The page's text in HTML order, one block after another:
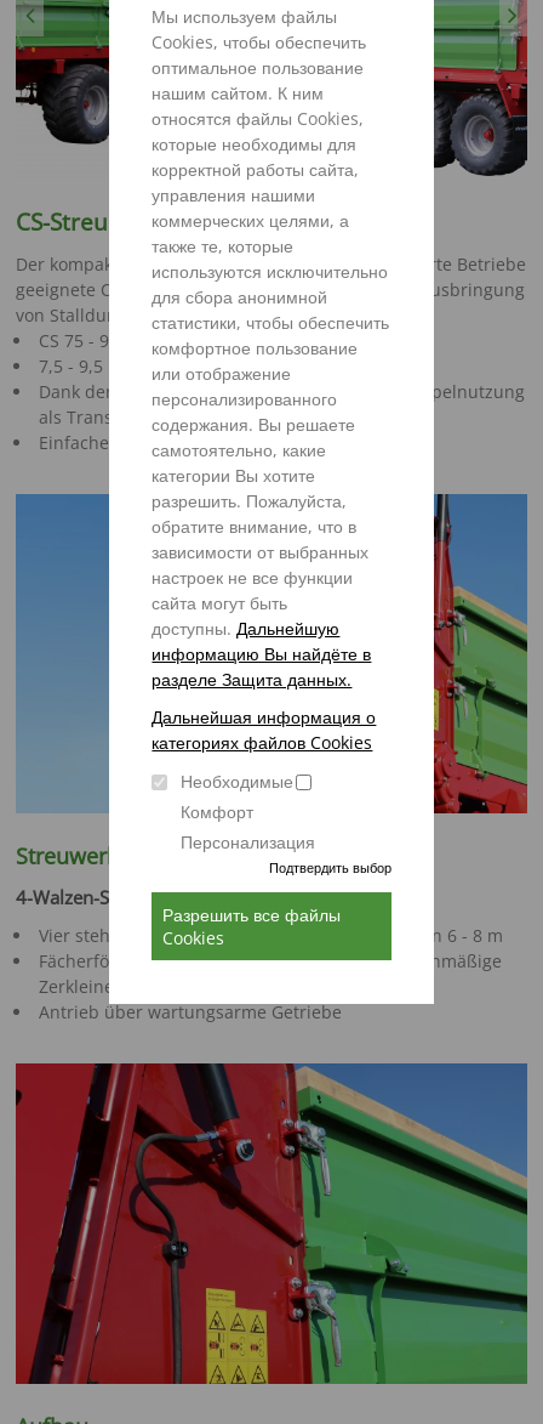
Мы используем файлы
Cookies, чтобы обеспечить
оптимальное пользование
нашим сайтом. К ним
относятся файлы Cookies,
которые необходимы для
корректной работы сайта,
управления нашими
коммерческих целями, а
также те, которые
используются исключительно
для сбора анонимной
статистики, чтобы обеспечить
комфортное пользование
или отображение
персонализированного
содержания. Вы решаете
самотоятельно, какие
категории Вы хотите
разрешить. Пожалуйста,
обратите внимание, что в
зависимости от выбранных
настроек не все функции
сайта могут быть
доступны.Дальнейшую
информацию Вы найдёте в
разделе Защита данных.
Дальнейшая информация о
категориях файлов Cookies
Необходимые
Комфорт
Персонализация
Подтвердить выбор
Разрешить все файлы
Cookies
Previous Next
CS-Streuer – Kompakt und flexibel
Der kompakte und besonders für eigenmechanisierte Betriebe
geeignete CS Streuer gewährleistet eine effektive Ausbringung
von Stalldung.
CS 75 - 95
7,5 - 9,5 m³ Ladevolumen
Dank der abklappbaren Bordwände ist eine Doppelnutzung
als Transportanhänger möglich
Einfache Bedienung
Streuwerk
4-Walzen-Streuwerk
Vier stehende Streuwalzen für Arbeitsbreiten von 6 - 8 m
Fächerförmige Streuzinken sorgen für eine gleichmäßige
Zerkleinerung des Streugutes
Antrieb über wartungsarme Getriebe